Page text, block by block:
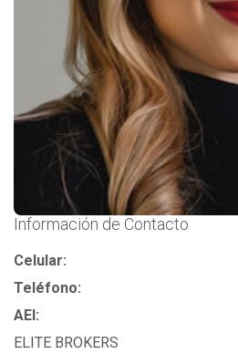
Información de Contacto
Celular:
Teléfono:
AEI:
ELITE BROKERS